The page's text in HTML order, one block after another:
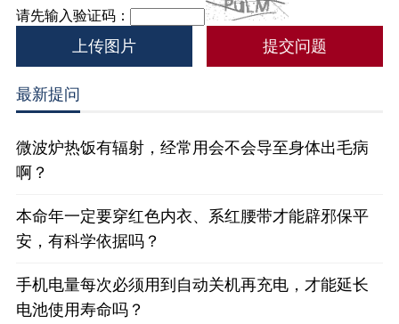
请先输入验证码：
上传图片
最新提问
微波炉热饭有辐射，经常用会不会导至身体出毛病
啊？
本命年一定要穿红色内衣、系红腰带才能辟邪保平
安，有科学依据吗？
手机电量每次必须用到自动关机再充电，才能延长
电池使用寿命吗？